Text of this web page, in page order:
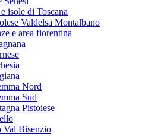
isole di Toscana
Valdelsa Montalbano
e area fiorentina
Nord
Sud
Pistoiese
Val Bisenzio